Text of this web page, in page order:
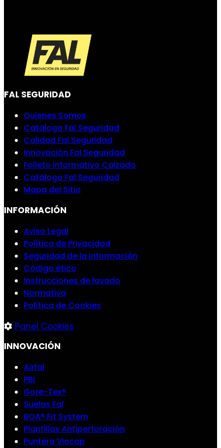
FAL SEGURIDAD
Quienes Somos
Catálogo Fal Seguridad
Calidad Fal Seguridad
Innovación Fal Seguridad
Folleto informativo Calzado
Catálogo Fal Seguridad
Mapa del Sitio
INFORMACIÓN
Aviso Legal
Política de Privacidad
Seguridad de la Información
Código ético
Instrucciones de lavado
Normativa
Política de Cookies
Panel Cookies
INNOVACIÓN
Airfal
PBI
Gore-Tex®
Suelas Fal
BOA® Fit System
Plantillas Antiperforación
Puntera Vincap